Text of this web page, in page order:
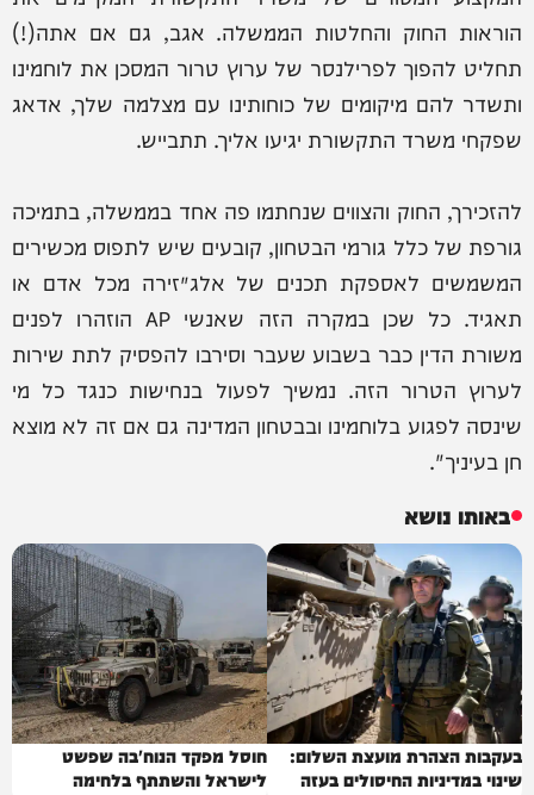
הוראות החוק והחלטות הממשלה. אגב, גם אם אתה(!)
תחליט להפוך לפרילנסר של ערוץ טרור המסכן את לוחמינו
ותשדר להם מיקומים של כוחותינו עם מצלמה שלך, אדאג
שפקחי משרד התקשורת יגיעו אליך. תתבייש.
להזכירך, החוק והצווים שנחתמו פה אחד בממשלה, בתמיכה
גורפת של כלל גורמי הבטחון, קובעים שיש לתפוס מכשירים
המשמשים לאספקת תכנים של אלג׳זירה מכל אדם או
תאגיד. כל שכן במקרה הזה שאנשי AP הוזהרו לפנים
משורת הדין כבר בשבוע שעבר וסירבו להפסיק לתת שירות
לערוץ הטרור הזה. נמשיך לפעול בנחישות כנגד כל מי
שינסה לפגוע בלוחמינו ובבטחון המדינה גם אם זה לא מוצא
חן בעיניך".
באותו נושא
בעקבות הצהרת מועצת השלום:
שינוי במדיניות החיסולים בעזה
חוסל מפקד הנוח'בה שפשט
לישראל והשתתף בלחימה